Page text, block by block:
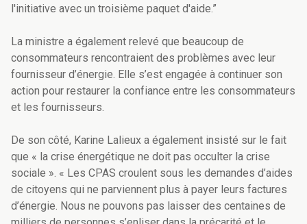
l'initiative avec un troisième paquet d'aide.”
La ministre a également relevé que beaucoup de
consommateurs rencontraient des problèmes avec leur
fournisseur d’énergie. Elle s’est engagée à continuer son
action pour restaurer la confiance entre les consommateurs
et les fournisseurs.
De son côté, Karine Lalieux a également insisté sur le fait
que « la crise énergétique ne doit pas occulter la crise
sociale ». « Les CPAS croulent sous les demandes d’aides
de citoyens qui ne parviennent plus à payer leurs factures
d’énergie. Nous ne pouvons pas laisser des centaines de